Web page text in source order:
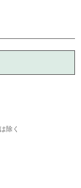
除く